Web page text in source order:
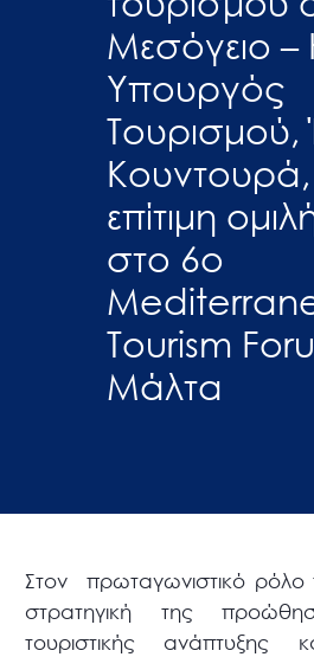
Μεσόγειο –
Υπουργός
Τουρισμού,
Κουντουρά,
επίτιμη
στο 6ο
Tourism
Μάλτα
Στον πρωταγωνιστικό ρόλο
στρατηγική της
τουριστικής ανάπτυξης